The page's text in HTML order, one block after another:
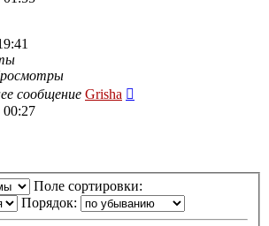
сообщение Grisha
00:27
Поле сортировки:
Порядок: